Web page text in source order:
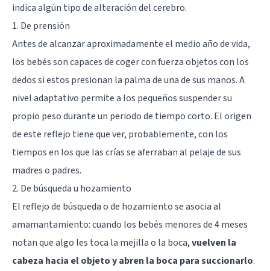
indica algún tipo de alteración delcerebro.
1. De prensión
Antes de alcanzar aproximadamente el medio año de vida,
los bebés son capaces de coger con fuerza objetos con los
dedos si estos presionan la palma de una de sus manos. A
nivel adaptativo permite a los pequeños suspender su
propio peso durante un periodo de tiempo corto. El origen
de este reflejo tiene que ver, probablemente, con los
tiempos en los que las crías se aferraban al pelaje de sus
madres o padres.
2. De búsqueda u hozamiento
El reflejo de búsqueda o de hozamiento se asocia al
amamantamiento: cuando los bebés menores de 4 meses
notan que algo les toca la mejilla o la boca,vuelven la
cabeza hacia el objeto y abren la boca para succionarlo.